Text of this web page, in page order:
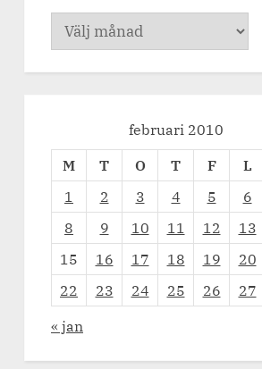
Att välja sin hund (djur) framför ett
Författarens egna ord.
Arkiv
februari 2010
M
T O T F L
1
2 3 4 5 6
8
9 10 11 12 13
15
16 17 18 19 20
22
23 24 25 26 27
« jan